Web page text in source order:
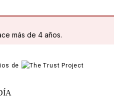
más de 4 años.
de